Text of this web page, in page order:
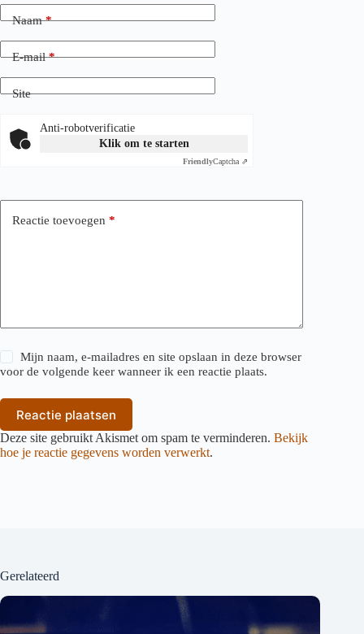
Naam*
E-mail*
Site
Anti-robotverificatie
Klik om te starten
FriendlyCaptcha ⇗
Reactie toevoegen *
Mijn naam, e-mailadres en site opslaan in deze browser
voor de volgende keer wanneer ik een reactie plaats.
Reactie plaatsen
Deze site gebruikt Akismet om spam te verminderen. Bekijk
hoe je reactie gegevens worden verwerkt.
Gerelateerd